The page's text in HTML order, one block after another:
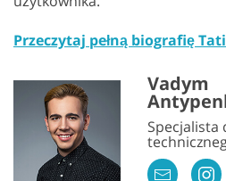
Przeczytaj pełną biografię Tati
Vadym
Specjalista